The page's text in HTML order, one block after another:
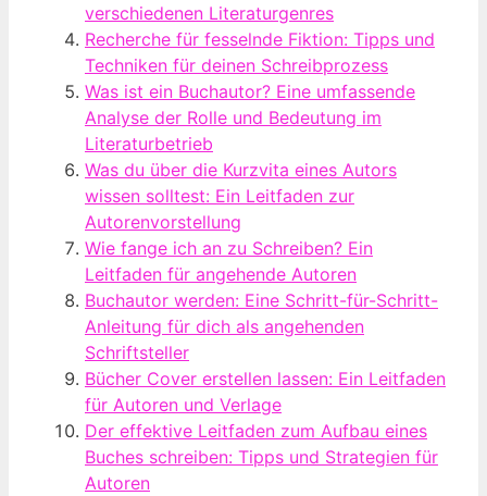
verschiedenen Literaturgenres
Recherche für fesselnde Fiktion: Tipps und
Techniken für deinen Schreibprozess
Was ist ein Buchautor? Eine umfassende
Analyse der Rolle und Bedeutung im
Literaturbetrieb
Was du über die Kurzvita eines Autors
wissen solltest: Ein Leitfaden zur
Autorenvorstellung
Wie fange ich an zu Schreiben? Ein
Leitfaden für angehende Autoren
Buchautor werden: Eine Schritt-für-Schritt-
Anleitung für dich als angehenden
Schriftsteller
Bücher Cover erstellen lassen: Ein Leitfaden
für Autoren und Verlage
Der effektive Leitfaden zum Aufbau eines
Buches schreiben: Tipps und Strategien für
Autoren